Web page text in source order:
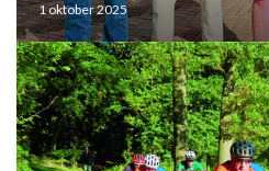
1 oktober 2025